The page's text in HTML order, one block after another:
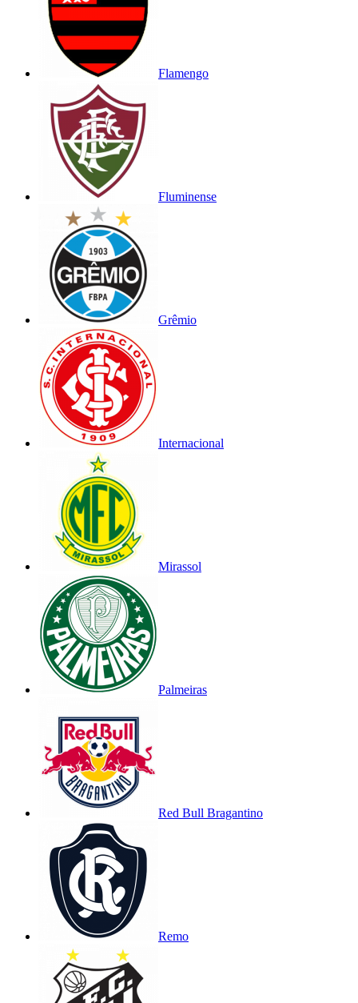
Flamengo
Fluminense
Grêmio
Internacional
Mirassol
Palmeiras
Red Bull Bragantino
Remo